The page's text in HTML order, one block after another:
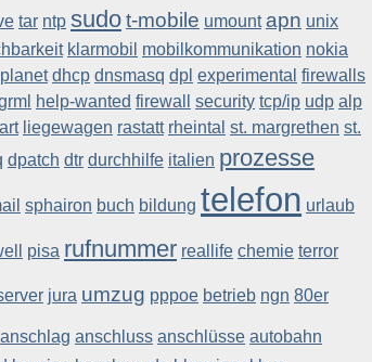
tar ntp sudot-mobile umount apn unix
klarmobil mobilkommunikation nokia
dhcp dnsmasq dpl experimental firewalls
help-wanted firewall security tcp/ip udp alp
liegewagen rastatt rheintal st. margrethen st.
dpatch dtr durchhilfe italien prozesse
sphairon buch bildung telefon urlaub
pisa rufnummer reallife chemie terror
jura umzug pppoe betrieb ngn 80er
anschlag anschluss anschlüsse autobahn